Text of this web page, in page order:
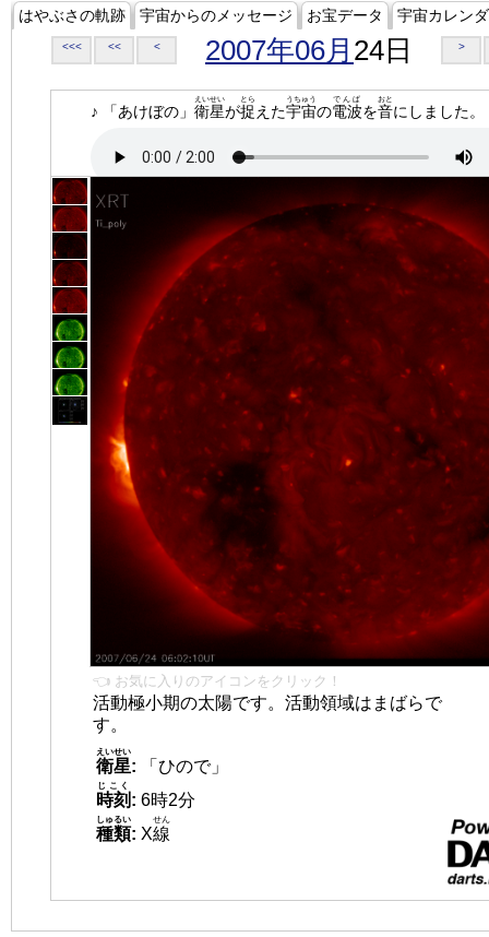
はやぶさの軌跡 宇宙からのメッセージ お宝データ 宇宙カレン
<<< << < 2007年06月 24日 >
♪ 「あけぼの」 衛星
えいせい
が捉
とら
えた宇宙
うちゅう
の電波
でんぱ
を音
おと
にしました。
👈 お気に入りのアイコンをクリック！
活動極小期の太陽です。活動領域はまばらで
す。
衛星
えいせい
:
「ひので」
時刻
じこく
: 6時2分
種類
しゅるい
: X線
せん